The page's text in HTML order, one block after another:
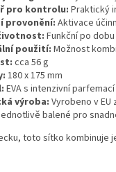
pro kontrolu: Praktický
provonění: Aktivace
Funkční po
použití: Možnost
cca 56 g
180 x 175 mm
EVA s intenzivní
výroba: Vyrobeno v
balené pro
toto sítko